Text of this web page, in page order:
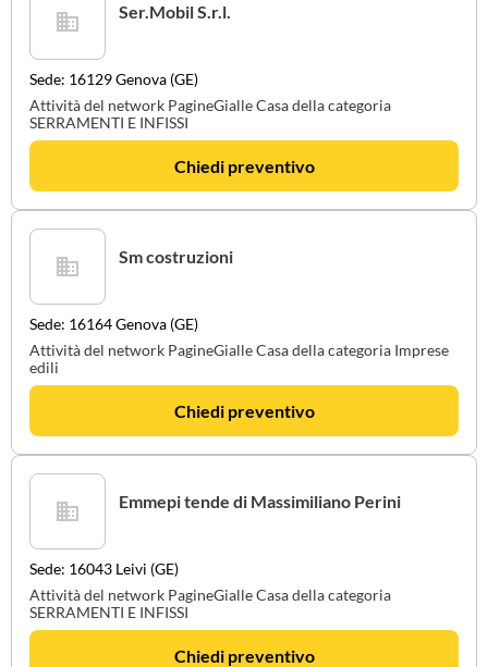
Ser.Mobil S.r.l.
Sede: 16129 Genova (GE)
Attività del network PagineGialle Casa della categoria
SERRAMENTI E INFISSI
Chiedi preventivo
Sm costruzioni
Sede: 16164 Genova (GE)
Attività del network PagineGialle Casa della categoria Imprese
edili
Chiedi preventivo
Emmepi tende di Massimiliano Perini
Sede: 16043 Leivi (GE)
Attività del network PagineGialle Casa della categoria
SERRAMENTI E INFISSI
Chiedi preventivo